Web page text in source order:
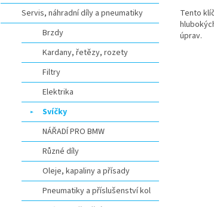
Servis, náhradní díly a pneumatiky
Brzdy
Kardany, řetězy, rozety
Filtry
Elektrika
Svíčky
NÁŘADÍ PRO BMW
Různé díly
Oleje, kapaliny a přísady
Pneumatiky a příslušenství kol
Tento
úprav.